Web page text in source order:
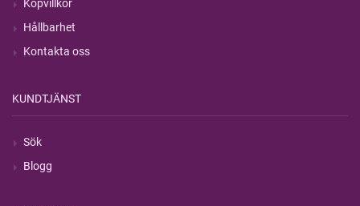
Köpvillkor
Hållbarhet
Kontakta oss
KUNDTJÄNST
Sök
Blogg